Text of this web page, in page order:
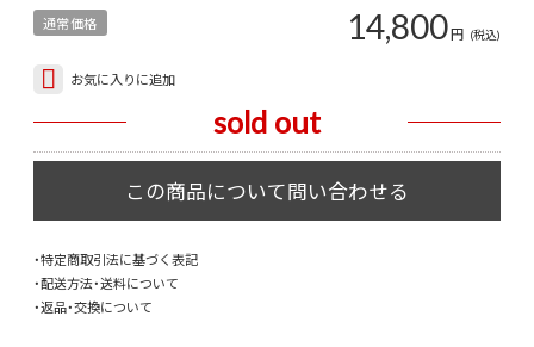
通常価格 14,800円 (税込)
お気に入りに追加
sold out
・特定商取引法に基づく表記
・配送方法・送料について
・返品・交換について